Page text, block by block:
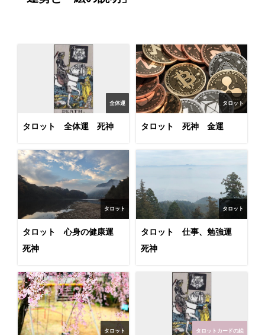
全体運
タロット 全体運 死神
タロット
タロット 死神 金運
タロット
タロット 心身の健康運
死神
タロット
タロット 仕事、勉強運
死神
タロット タロットカードの絵